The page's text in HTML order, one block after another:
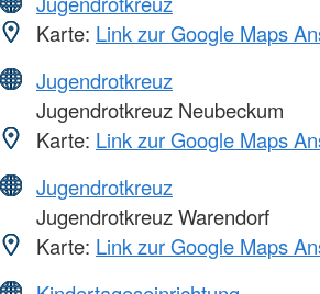
Karte: Link zur Google Maps
Jugendrotkreuz
Jugendrotkreuz Neubeckum
Karte: Link zur Google Maps
Jugendrotkreuz
Jugendrotkreuz Warendorf
Karte: Link zur Google Maps